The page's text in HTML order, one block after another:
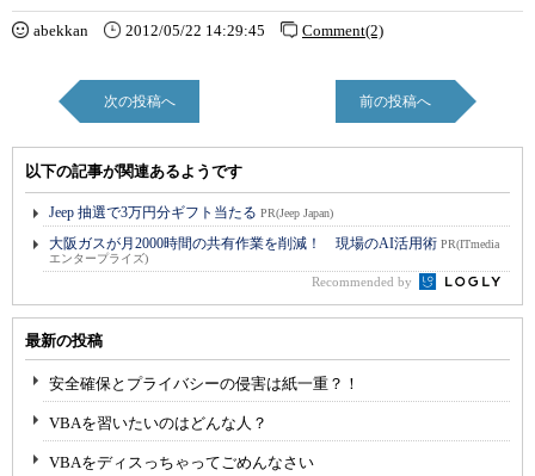
abekkan 2012/05/22 14:29:45 Comment(2)
次の投稿へ 前の投稿へ
以下の記事が関連あるようです
Jeep 抽選で3万円分ギフト当たる PR(Jeep Japan)
大阪ガスが月2000時間の共有作業を削減！ 現場のAI活用術 PR(ITmedia
エンタープライズ)
Recommended by
最新の投稿
安全確保とプライバシーの侵害は紙一重？！
VBAを習いたいのはどんな人？
VBAをディスっちゃってごめんなさい